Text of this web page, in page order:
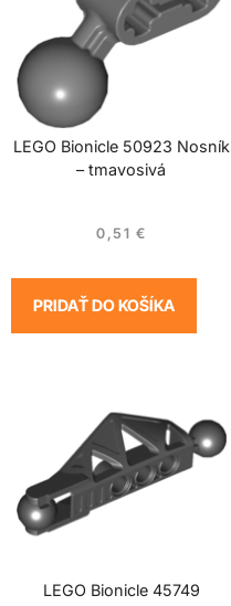
LEGO Bionicle 50923 Nosník
– tmavosivá
0,51 €
PRIDAŤ DO KOŠÍKA
LEGO Bionicle 45749